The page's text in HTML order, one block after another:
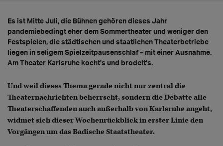
Es ist Mitte Juli, die Bühnen gehören dieses Jahr
pandemiebedingt eher dem Sommertheater und weniger den
Festspielen, die städtischen und staatlichen Theaterbetriebe
liegen in seligem Spielzeitpausenschlaf – mit einer Ausnahme.
Am Theater Karlsruhe kocht's und brodelt's.
Und weil dieses Thema gerade nicht nur zentral die
Theaternachrichten beherrscht, sondern die Debatte alle
Theaterschaffenden auch außerhalb von Karlsruhe angeht,
widmet sich dieser Wochenrückblick in erster Linie den
Vorgängen um das Badische Staatstheater.